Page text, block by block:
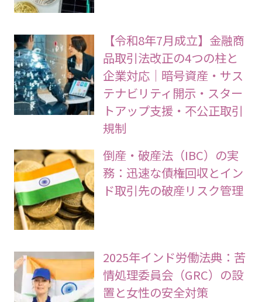
【令和8年7月成立】金融商
品取引法改正の4つの柱と
企業対応｜暗号資産・サス
テナビリティ開示・スター
トアップ支援・不公正取引
規制
倒産・破産法（IBC）の実
務：迅速な債権回収とイン
ド取引先の破産リスク管理
2025年インド労働法典：苦
情処理委員会（GRC）の設
置と女性の安全対策